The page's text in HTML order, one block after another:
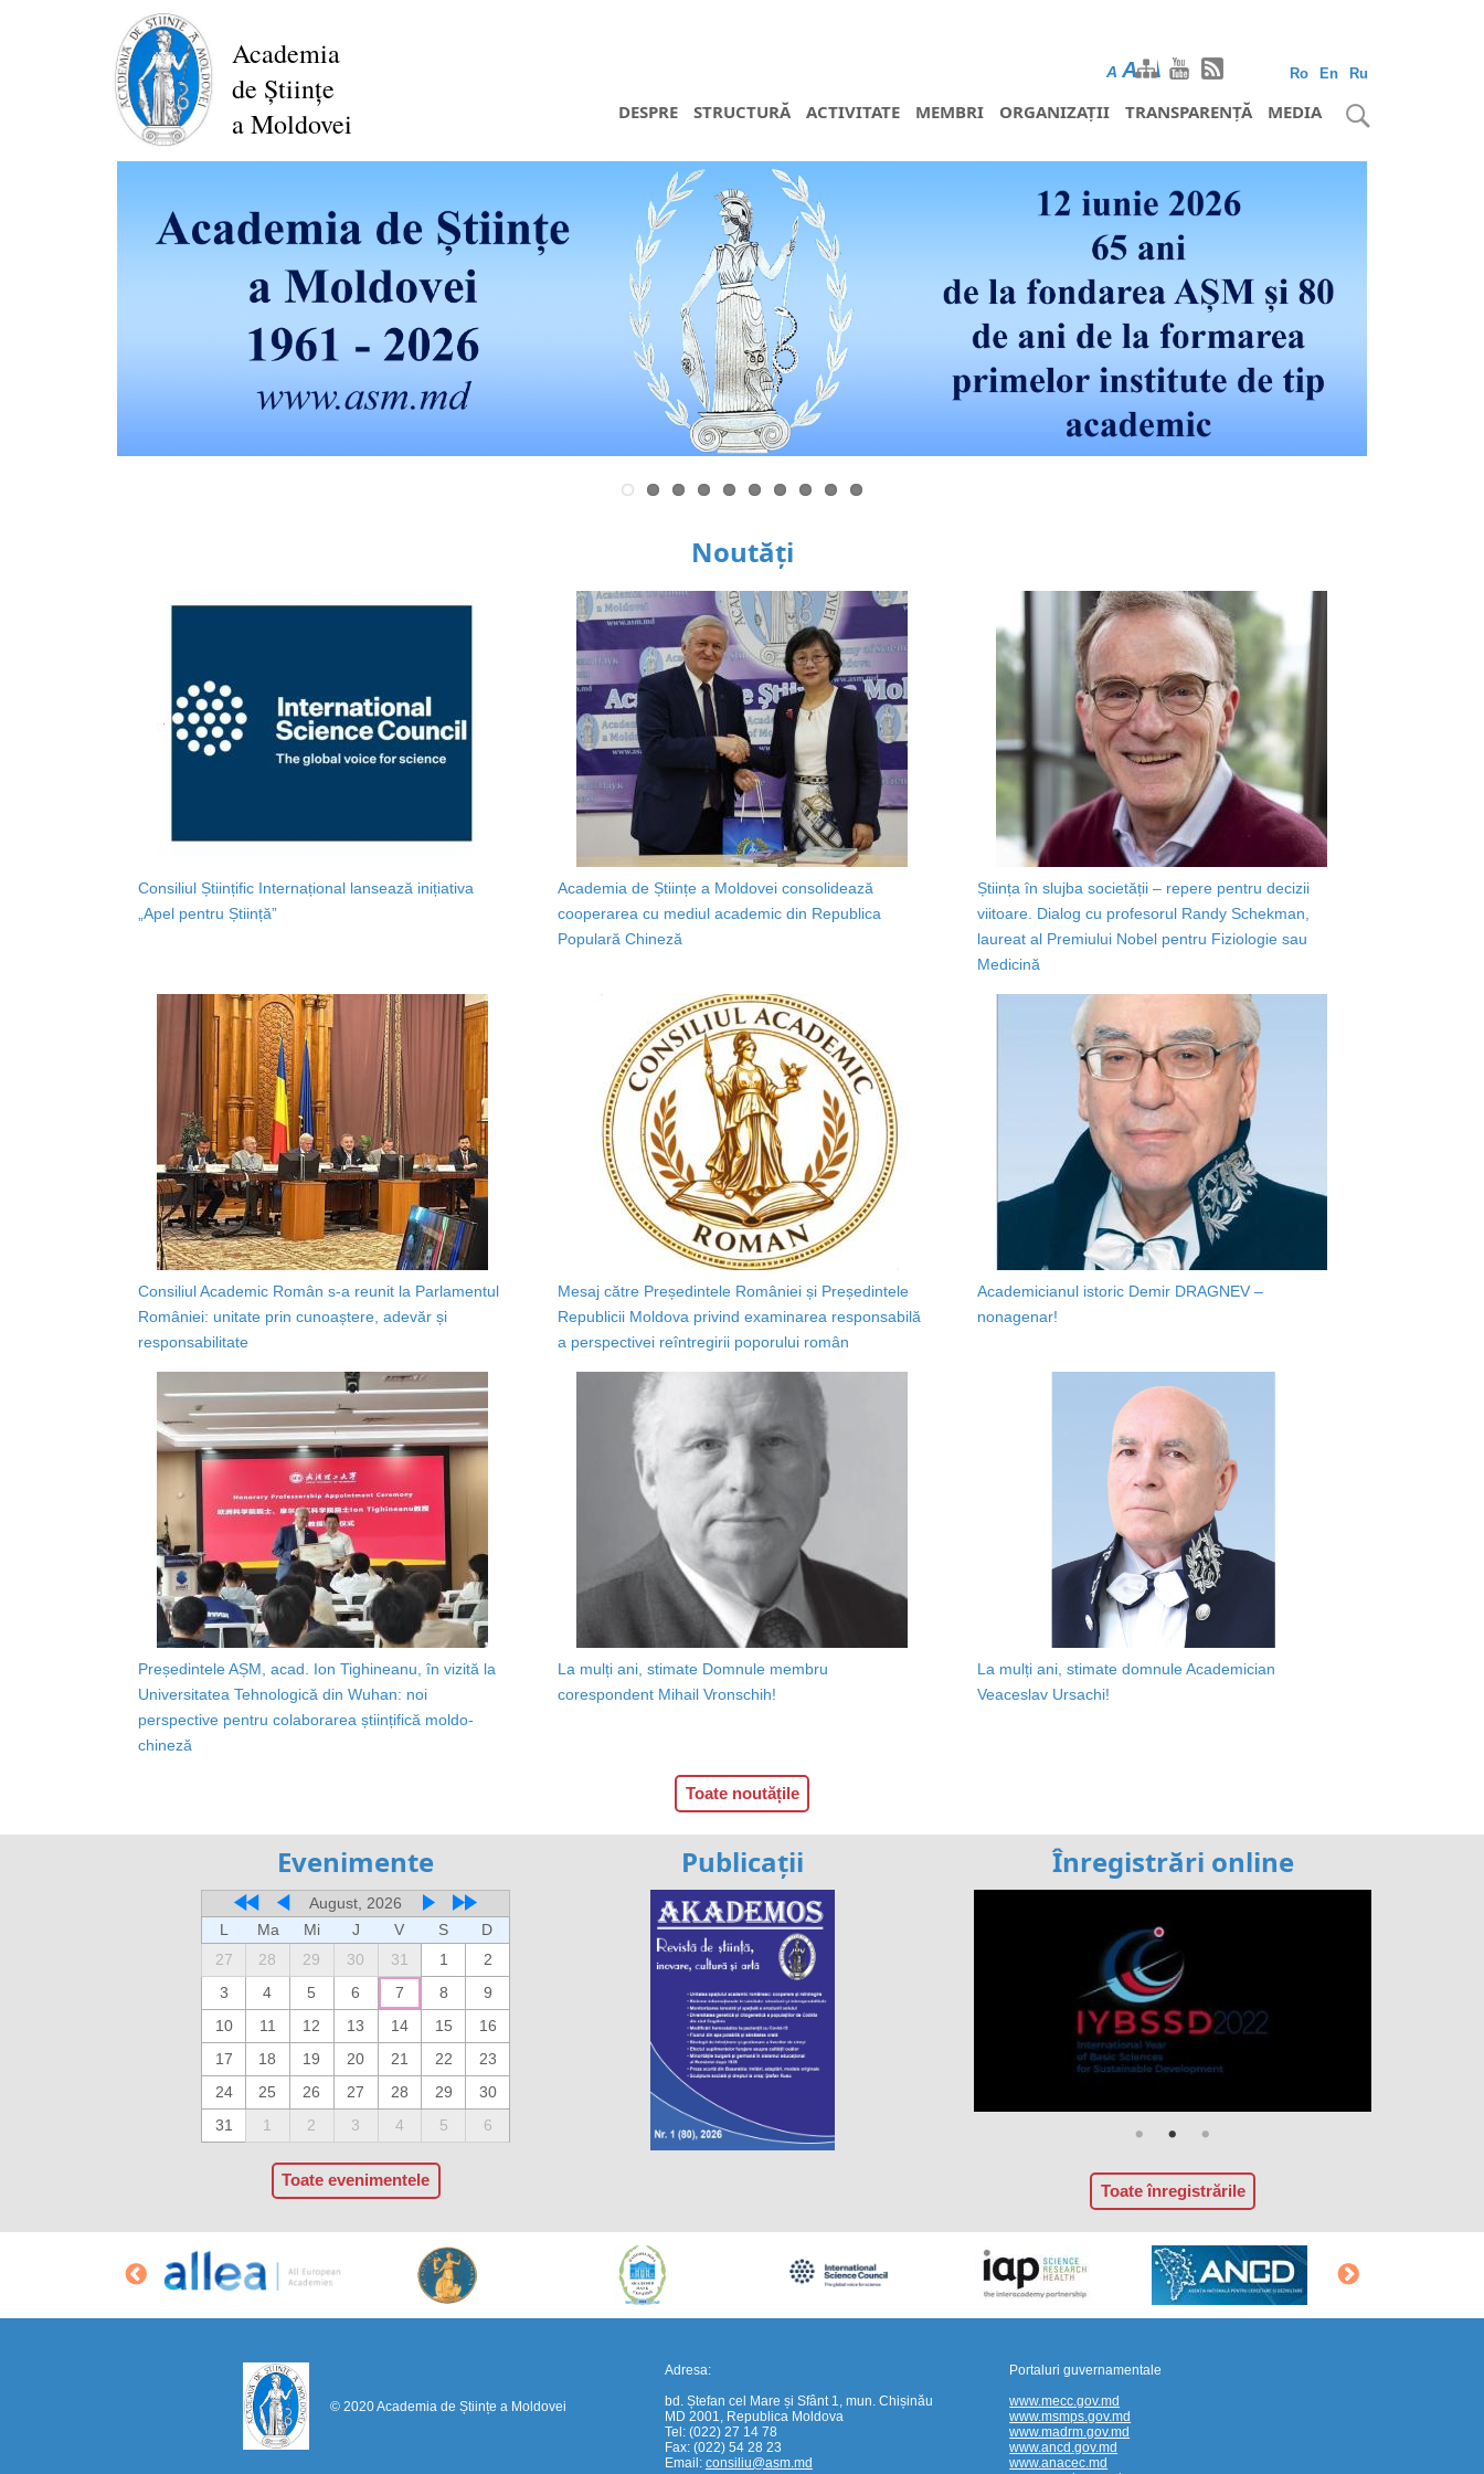
Academia
de Științe
a Moldovei
Ro En Ru
A AA
DESPRE STRUCTURĂ ACTIVITATE MEMBRI ORGANIZAȚII TRANSPARENȚĂ MEDIA
Noutăți
Consiliul Științific Internațional lansează inițiativa
„Apel pentru Știință”
Academia de Științe a Moldovei consolidează
cooperarea cu mediul academic din Republica
Populară Chineză
Știința în slujba societății – repere pentru decizii
viitoare. Dialog cu profesorul Randy Schekman,
laureat al Premiului Nobel pentru Fiziologie sau
Medicină
Consiliul Academic Român s-a reunit la Parlamentul
României: unitate prin cunoaștere, adevăr și
responsabilitate
Mesaj către Președintele României și Președintele
Republicii Moldova privind examinarea responsabilă
a perspectivei reîntregirii poporului român
Academicianul istoric Demir DRAGNEV –
nonagenar!
Președintele AȘM, acad. Ion Tighineanu, în vizită la
Universitatea Tehnologică din Wuhan: noi
perspective pentru colaborarea științifică moldo-
chineză
La mulți ani, stimate Domnule membru
corespondent Mihail Vronschih!
La mulți ani, stimate domnule Academician
Veaceslav Ursachi!
Toate noutățile
Evenimente
August, 2026
L
Ma Mi J V S
D
27
28 29 30 31 1
2
3
4 5 6 7 8
9
10
11 12 13 14 15
16
17
18 19 20 21 22
23
24
25 26 27 28 29
30
31
1 2 3 4 5 6
Toate evenimentele
Publicații Înregistrări online
Toate înregistrările
© 2020 Academia de Științe a Moldovei
Adresa:
bd. Ștefan cel Mare și Sfânt 1, mun. Chișinău
MD 2001, Republica Moldova
Tel: (022) 27 14 78
Fax: (022) 54 28 23
Email: consiliu@asm.md
Portaluri guvernamentale
www.mecc.gov.md
www.msmps.gov.md
www.madrm.gov.md
www.ancd.gov.md
www.anacec.md